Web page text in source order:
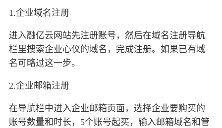
1.企业域名注册
进入融亿云网站先注册账号，然后在域名注册导航
栏里搜索企业心仪的域名，完成注册。如果已有域
名可略过这一步。
2.企业邮箱注册
在导航栏中进入企业邮箱页面，选择企业要购买的
账号数量和时长，5个账号起买，输入邮箱域名和管